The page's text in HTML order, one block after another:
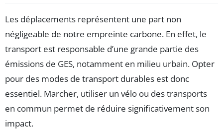
Les déplacements représentent une part non
négligeable de notre empreinte carbone. En effet, le
transport est responsable d’une grande partie des
émissions de GES, notamment en milieu urbain. Opter
pour des modes de transport durables est donc
essentiel. Marcher, utiliser un vélo ou des transports
en commun permet de réduire significativement son
impact.